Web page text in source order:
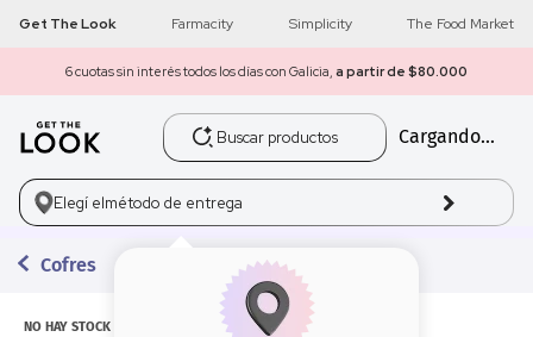
Get The Look Farmacity Simplicity The Food Market
6 cuotas sin interés todos los días con Galicia, a partir de $80.000
Buscar productos
Cargando...
Elegí elmétodo de entrega
Cofres
NO HAY STOCK
1 get the look
2 máscara pestañas
3.